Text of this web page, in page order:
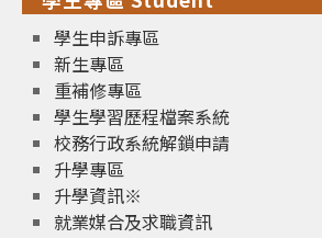
學生申訴專區
新生專區
重補修專區
學生學習歷程檔案系統
校務行政系統解鎖申請
升學專區
升學資訊※
就業媒合及求職資訊